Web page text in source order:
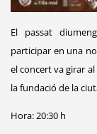
El passat
participar en una
el concert va girar
la fundació de la
Hora: 20:30 h